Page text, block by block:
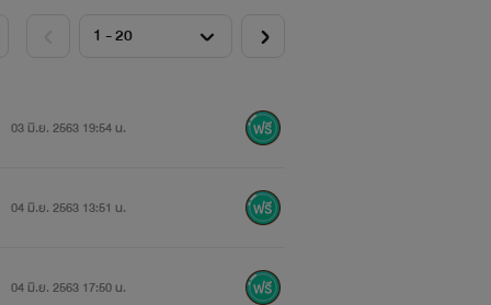
03 มิ.ย. 2563 19:54 น.
04 มิ.ย. 2563 13:51 น.
04 มิ.ย. 2563 17:50 น.